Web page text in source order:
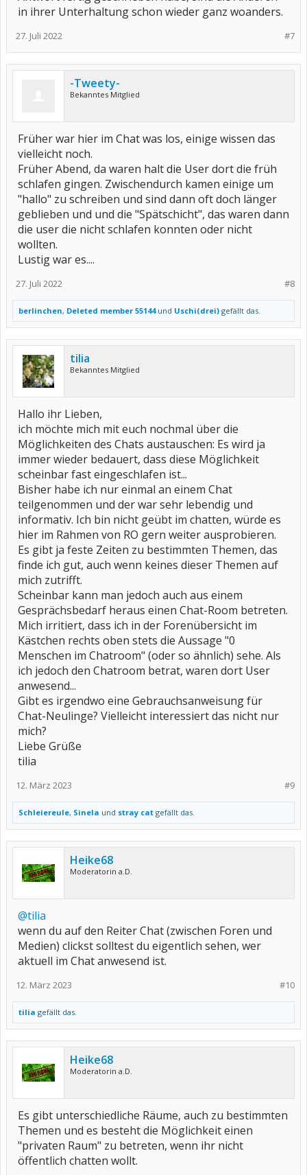
in ihrer Unterhaltung schon wieder ganz woanders.
#7
27. Juli 2022
-Tweety-
Bekanntes Mitglied
Früher war hier im Chat was los, einige wissen das
vielleicht noch.
Früher Abend, da waren halt die User dort die früh
schlafen gingen. Zwischendurch kamen einige um
"hallo" zu schreiben und sind dann oft doch länger
geblieben und und die "Spätschicht", das waren dann
die user die nicht schlafen konnten oder nicht
wollten.
Lustig war es....
#8
27. Juli 2022
berlinchen, Deleted member 55144und Uschi(drei) gefällt das.
tilia
Bekanntes Mitglied
Hallo ihr Lieben,
ich möchte mich mit euch nochmal über die
Möglichkeiten des Chats austauschen: Es wird ja
immer wieder bedauert, dass diese Möglichkeit
scheinbar fast eingeschlafen ist...
Bisher habe ich nur einmal an einem Chat
teilgenommen und der war sehr lebendig und
informativ. Ich bin nicht geübt im chatten, würde es
hier im Rahmen von RO gern weiter ausprobieren.
Es gibt ja feste Zeiten zu bestimmten Themen, das
finde ich gut, auch wenn keines dieser Themen auf
mich zutrifft.
Scheinbar kann man jedoch auch aus einem
Gesprächsbedarf heraus einen Chat-Room betreten.
Mich irritiert, dass ich in der Forenübersicht im
Kästchen rechts oben stets die Aussage "0
Menschen im Chatroom" (oder so ähnlich) sehe. Als
ich jedoch den Chatroom betrat, waren dort User
anwesend...
Gibt es irgendwo eine Gebrauchsanweisung für
Chat-Neulinge? Vielleicht interessiert das nicht nur
mich?
Liebe Grüße
tilia
#9
12. März 2023
Schleiereule, Sinela und stray cat gefällt das.
Heike68
Moderatorin a.D.
@tilia
wenn du auf den Reiter Chat (zwischen Foren und
Medien) clickst solltest du eigentlich sehen, wer
aktuell im Chat anwesend ist.
#10
12. März 2023
tilia gefällt das.
Heike68
Moderatorin a.D.
Es gibt unterschiedliche Räume, auch zu bestimmten
Themen und es besteht die Möglichkeit einen
"privaten Raum" zu betreten, wenn ihr nicht
öffentlich chatten wollt.